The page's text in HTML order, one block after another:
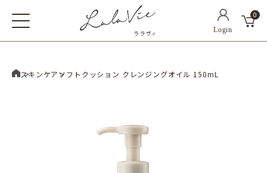
0
ホーム
スキンケアソフトクッション クレンジングオイル 150mL